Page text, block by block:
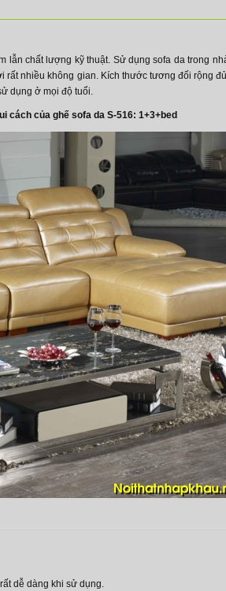
lẫn chất lượng kỹ thuật. Sử dụng sofa da trong
nhiều không gian. Kích thước tương đối rộng
dụng ở mọi độ tuổi.
cách của ghế sofa da S-516: 1+3+bed
dễ dàng khi sử dụng.